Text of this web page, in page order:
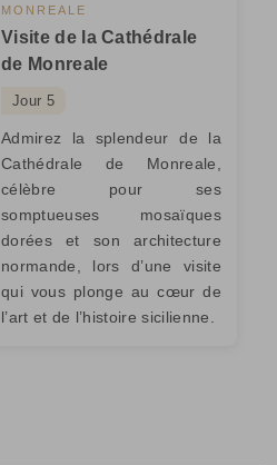
MONREALE
Visite de la Cathédrale
de Monreale
Jour 5
Admirez la splendeur de la
Cathédrale de Monreale,
célèbre pour ses
somptueuses mosaïques
dorées et son architecture
normande, lors d’une visite
qui vous plonge au cœur de
l’art et de l’histoire sicilienne.